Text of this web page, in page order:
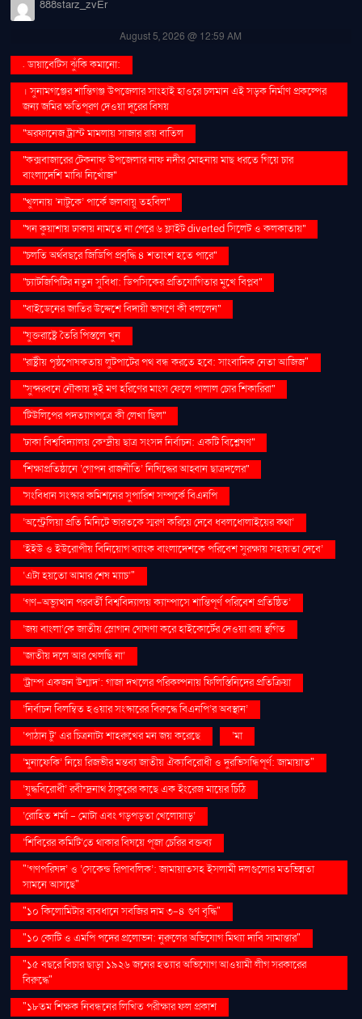
888starz_zvEr
August 5, 2026 @ 12:59 AM
. ডায়াবেটিস ঝুঁকি কমানো:
। সুনামগঞ্জের শান্তিগঞ্জ উপজেলার সাংহাই হাওরে চলমান এই সড়ক নির্মাণ প্রকল্পের
জন্য জমির ক্ষতিপূরণ দেওয়া দূরের বিষয়
''অরফানেজ ট্রাস্ট মামলায় সাজার রায় বাতিল
''কক্সবাজারের টেকনাফ উপজেলার নাফ নদীর মোহনায় মাছ ধরতে গিয়ে চার
বাংলাদেশি মাঝি নিখোঁজ''
''খুলনায় ‘নাটুকে’ পার্কে জলবায়ু তহবিল''
''ঘন কুয়াশায় ঢাকায় নামতে না পেরে ৬ ফ্লাইট diverted সিলেট ও কলকাতায়''
''চলতি অর্থবছরে জিডিপি প্রবৃদ্ধি ৪ শতাংশ হতে পারে''
''চ্যাটজিপিটির নতুন সুবিধা: ডিপসিকের প্রতিযোগিতার মুখে বিপ্লব''
''বাইডেনের জাতির উদ্দেশে বিদায়ী ভাষণে কী বললেন''
''যুক্তরাষ্ট্রে তৈরি পিস্তলে খুন
''রাষ্ট্রীয় পৃষ্ঠপোষকতায় লুটপাটের পথ বন্ধ করতে হবে: সাংবাদিক নেতা আজিজ"
''সুন্দরবনে নৌকায় দুই মণ হরিণের মাংস ফেলে পালাল চোর শিকারিরা''
'টিউলিপের পদত্যাগপত্রে কী লেখা ছিল''
'ঢাকা বিশ্ববিদ্যালয় কেন্দ্রীয় ছাত্র সংসদ নির্বাচন: একটি বিশ্লেষণ''
'শিক্ষাপ্রতিষ্ঠানে ‘গোপন রাজনীতি’ নিষিদ্ধের আহ্বান ছাত্রদলের''
'সংবিধান সংস্কার কমিশনের সুপারিশ সম্পর্কে বিএনপি
‘অস্ট্রেলিয়া প্রতি মিনিটে ভারতকে স্মরণ করিয়ে দেবে ধবলধোলাইয়ের কথা’
‘ইইউ ও ইউরোপীয় বিনিয়োগ ব্যাংক বাংলাদেশকে পরিবেশ সুরক্ষায় সহায়তা দেবে’
‘এটা হয়তো আমার শেষ ম্যাচ’"
‘গণ–অভ্যুত্থান পরবর্তী বিশ্ববিদ্যালয় ক্যাম্পাসে শান্তিপূর্ণ পরিবেশ প্রতিষ্ঠিত’
‘জয় বাংলা’কে জাতীয় স্লোগান ঘোষণা করে হাইকোর্টের দেওয়া রায় স্থগিত
‘জাতীয় দলে আর খেলছি না’
‘ট্রাম্প একজন উন্মাদ’: গাজা দখলের পরিকল্পনায় ফিলিস্তিনিদের প্রতিক্রিয়া
‘নির্বাচন বিলম্বিত হওয়ার সংস্কারের বিরুদ্ধে বিএনপি’র অবস্থান’
‘পাঠান টু’ এর চিত্রনাট্য শাহরুখের মন জয় করেছে
‘মা
‘মুনাফেকি’ নিয়ে রিজভীর মন্তব্য জাতীয় ঐক্যবিরোধী ও দুরভিসন্ধিপূর্ণ: জামায়াত"
‘যুদ্ধবিরোধী’ রবীন্দ্রনাথ ঠাকুরের কাছে এক ইংরেজ মায়ের চিঠি
‘রোহিত শর্মা - মোটা এবং গড়পড়তা খেলোয়াড়’
‘শিবিরের কমিটি’তে থাকার বিষয়ে পূজা চেরির বক্তব্য
"‘গণপরিষদ’ ও ‘সেকেন্ড রিপাবলিক’: জামায়াতসহ ইসলামী দলগুলোর মতভিন্নতা
সামনে আসছে"
"১০ কিলোমিটার ব্যবধানে সবজির দাম ৩-৪ গুণ বৃদ্ধি"
"১০ কোটি ও এমপি পদের প্রলোভন: নুরুলের অভিযোগ মিথ্যা দাবি সামান্তার"
"১৫ বছরে বিচার ছাড়া ১৯২৬ জনের হত্যার অভিযোগ আওয়ামী লীগ সরকারের
বিরুদ্ধে"
"১৮তম শিক্ষক নিবন্ধনের লিখিত পরীক্ষার ফল প্রকাশ